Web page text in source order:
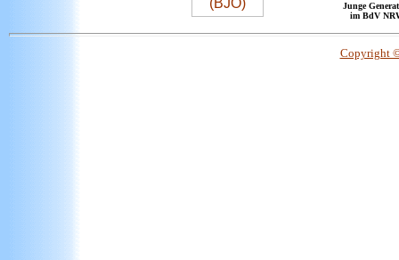
Junge
im BdV
Copyright